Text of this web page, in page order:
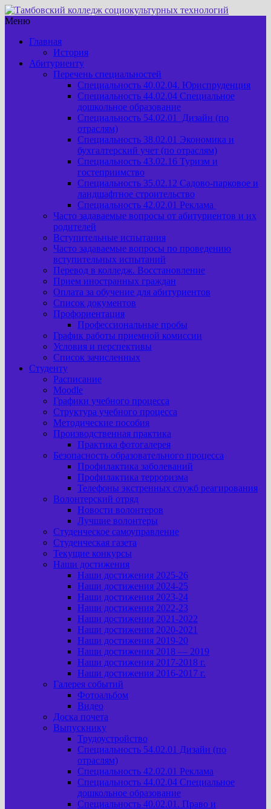
Меню
Главная
История
Абитуриенту
Перечень специальностей
Специальность 40.02.04. Юриспруденция
Специальность 44.02.04 Специальное
дошкольное образование
Специальность 54.02.01 Дизайн (по
отраслям)
Специальность 38.02.01 Экономика и
бухгалтерский учет (по отраслям)
Специальность 43.02.16 Туризм и
гостеприимство
Специальность 35.02.12 Садово-парковое и
ландшафтное строительство
Специальность 42.02.01 Реклама
Часто задаваемые вопросы от абитуриентов и их
родителей
Вступительные испытания
Часто задаваемые вопросы по проведению
вступительных испытаний
Перевод в колледж. Восстановление
Прием иностранных граждан
Оплата за обучение для абитуриентов
Список документов
Профориентация
Профессиональные пробы
График работы приемной комиссии
Условия и перспективы
Список зачисленных
Студенту
Расписание
Moodle
Графики учебного процесса
Структура учебного процесса
Методические пособия
Производственная практика
Практика фотогалерея
Безопасность образовательного процесса
Профилактика заболеваний
Профилактика терроризма
Телефоны экстренных служб реагирования
Волонтерский отряд
Новости волонтеров
Лучшие волонтеры
Студенческое самоуправление
Студенческая газета
Текущие конкурсы
Наши достижения
Наши достижения 2025-26
Наши достижения 2024-25
Наши достижения 2023-24
Наши достижения 2022-23
Наши достижения 2021-2022
Наши достижения 2020-2021
Наши достижения 2019-20
Наши достижения 2018 — 2019
Наши достижения 2017-2018 г.
Наши достижения 2016-2017 г.
Галерея событий
Фотоальбом
Видео
Доска почета
Выпускнику
Трудоустройство
Специальность 54.02.01 Дизайн (по
отраслям)
Специальность 42.02.01 Реклама
Специальность 44.02.04 Специальное
дошкольное образование
Специальность 40.02.01. Право и